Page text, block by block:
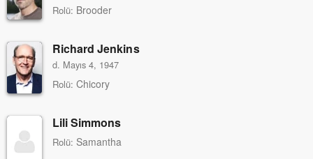
Rolü: Brooder
Richard Jenkins
d. Mayıs 4, 1947
Rolü: Chicory
Lili Simmons
Rolü: Samantha